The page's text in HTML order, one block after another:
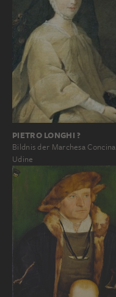
PIETRO LONGHI ?
Bildnis der Marchesa
Udine